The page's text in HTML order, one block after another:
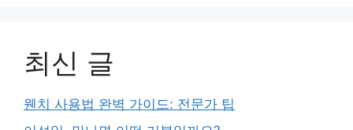
최신 글
웬치 사용법 완벽 가이드: 전문가 팁